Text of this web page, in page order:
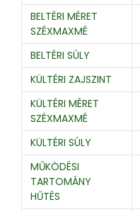
BELTÉRI MÉRET
SZÉXMAXMÉ
BELTÉRI SÚLY
KÜLTÉRI ZAJSZINT
KÜLTÉRI MÉRET
SZÉXMAXMÉ
KÜLTÉRI SÚLY
MŰKÖDÉSI
TARTOMÁNY
HŰTÉS